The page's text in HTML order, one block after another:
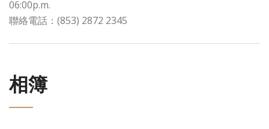
06:00p.m.
聯絡電話：(853) 2872 2345
相簿